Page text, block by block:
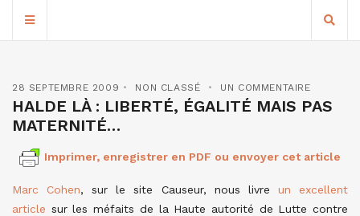
28 SEPTEMBRE 2009 NON CLASSÉ UN COMMENTAIRE
HALDE LÀ : LIBERTÉ, ÉGALITÉ MAIS PAS
MATERNITÉ…
Imprimer, enregistrer en PDF ou envoyer cet article
Marc Cohen, sur le site Causeur, nous livre un excellent
article sur les méfaits de la Haute autorité de Lutte contre